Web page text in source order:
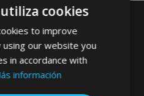
cookies
to improve
our website you
in accordance with
información